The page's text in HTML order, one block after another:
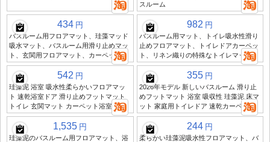
スルーム
434 円
バスルーム用フロアマット、珪藻マッド
吸水マット、バスルーム用滑り止めマッ
ト、玄関用フロアマット、カーペット
982 円
バスルーム用マット、トイレ吸水性滑り
止めフロアマット、トイレドアカーペッ
ト、リネン織りの特殊なトイレマット
542 円
珪藻泥 浴室 吸水性柔らかいフロアマッ
ト 速乾浴室ドア 滑り止めフットマット
トイレ 玄関マット カーペット浴室
355 円
2026年モデル 新しいバスルーム 滑り止
めフットマット 浴室 吸収性 珪藻泥 床マ
ット 家庭用トイレドア 速乾カーペット
1,535 円
珪藻泥のバスルーム用フロアマット、浴
244 円
柔らかい珪藻泥吸水性フロアマット、バ